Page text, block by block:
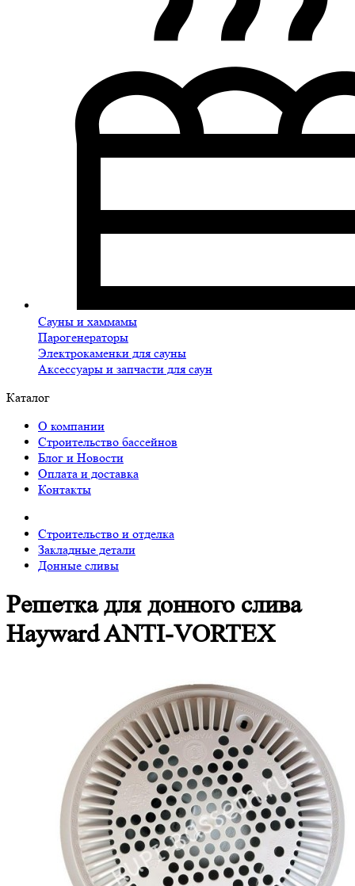
Сауны и хаммамы
Парогенераторы
Электрокаменки для сауны
Аксессуары и запчасти для саун
Каталог
О компании
Строительство бассейнов
Блог и Новости
Оплата и доставка
Контакты
Строительство и отделка
Закладные детали
Донные сливы
Решетка для донного слива
Hayward ANTI-VORTEX